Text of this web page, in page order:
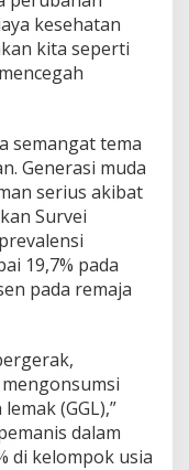
kesehatan
kita seperti
semangat tema
Generasi muda
serius akibat
Survei
19,7% pada
pada remaja
(GGL),”
dalam
di kelompok usia